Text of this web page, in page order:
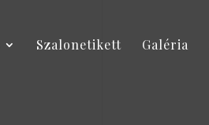
Szalonetikett Galéria